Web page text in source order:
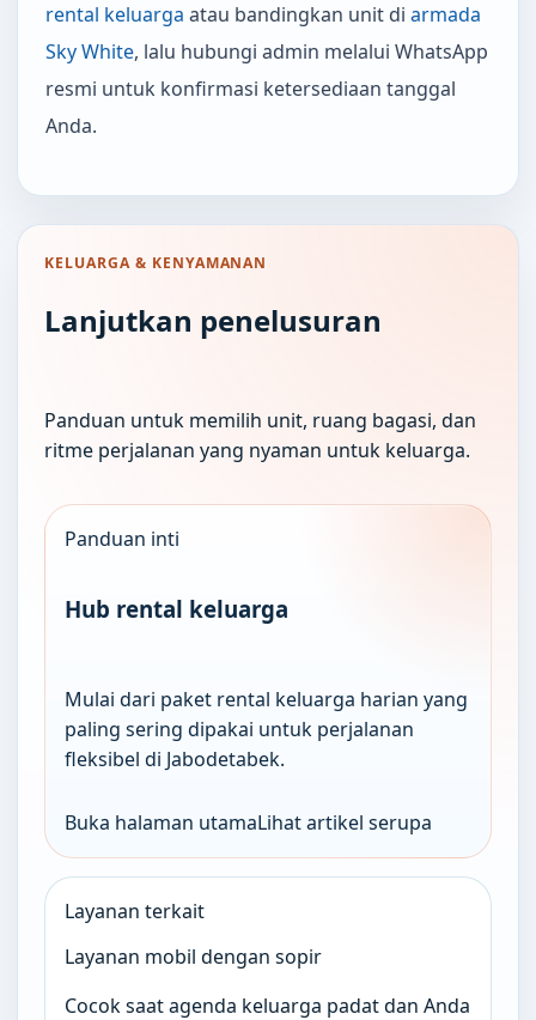
rental keluarga atau bandingkan unit di armada
Sky White, lalu hubungi admin melalui WhatsApp
resmi untuk konfirmasi ketersediaan tanggal
Anda.
KELUARGA & KENYAMANAN
Lanjutkan penelusuran
Panduan untuk memilih unit, ruang bagasi, dan
ritme perjalanan yang nyaman untuk keluarga.
Panduan inti
Hub rental keluarga
Mulai dari paket rental keluarga harian yang
paling sering dipakai untuk perjalanan
fleksibel di Jabodetabek.
Buka halaman utamaLihat artikel serupa
Layanan terkait
Layanan mobil dengan sopir
Cocok saat agenda keluarga padat dan Anda